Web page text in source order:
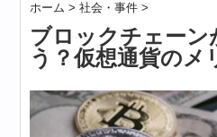
ホーム >社会・事件 >
ブロックチェーン
う？仮想通貨のメ